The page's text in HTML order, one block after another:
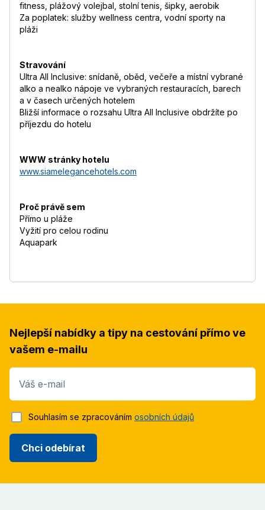
fitness, plážový volejbal, stolní tenis, šipky, aerobik
Za poplatek: služby wellness centra, vodní sporty na
pláži
Stravování
Ultra All Inclusive: snídaně, oběd, večeře a místní vybrané
alko a nealko nápoje ve vybraných restauracích, barech
a v časech určených hotelem
Bližší informace o rozsahu Ultra All Inclusive obdržíte po
příjezdu do hotelu
WWW stránky hotelu
www.siamelegancehotels.com
Proč právě sem
Přímo u pláže
Vyžití pro celou rodinu
Aquapark
Nejlepší nabídky a tipy na cestování přímo ve
vašem e-mailu
Váš e-mail
Chci odebírat
Souhlasím se zpracováním osobních údajů